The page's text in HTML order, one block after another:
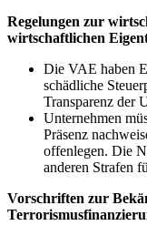
Regelungen zur
wirtschaftlichen
Die VAE haben
schädliche
Transparenz der
Unternehmen
Präsenz
offenlegen. Die
anderen Strafen
Vorschriften zur